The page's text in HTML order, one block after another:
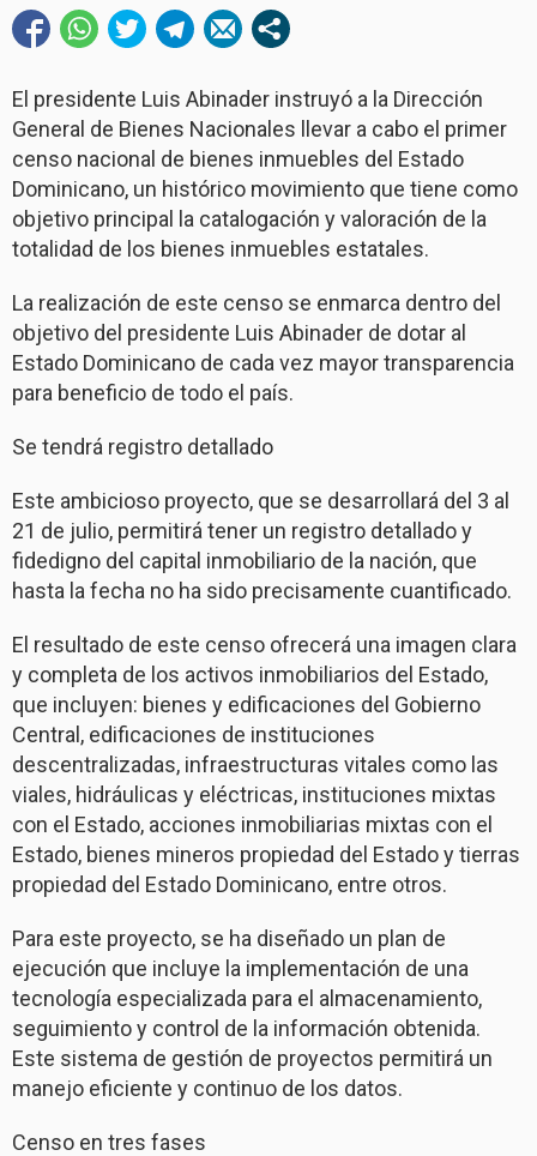
El presidente Luis Abinader instruyó a la Dirección
General de Bienes Nacionales llevar a cabo el primer
censo nacional de bienes inmuebles del Estado
Dominicano, un histórico movimiento que tiene como
objetivo principal la catalogación y valoración de la
totalidad de los bienes inmuebles estatales.
La realización de este censo se enmarca dentro del
objetivo del presidente Luis Abinader de dotar al
Estado Dominicano de cada vez mayor transparencia
para beneficio de todo el país.
Se tendrá registro detallado
Este ambicioso proyecto, que se desarrollará del 3 al
21 de julio, permitirá tener un registro detallado y
fidedigno del capital inmobiliario de la nación, que
hasta la fecha no ha sido precisamente cuantificado.
El resultado de este censo ofrecerá una imagen clara
y completa de los activos inmobiliarios del Estado,
que incluyen: bienes y edificaciones del Gobierno
Central, edificaciones de instituciones
descentralizadas, infraestructuras vitales como las
viales, hidráulicas y eléctricas, instituciones mixtas
con el Estado, acciones inmobiliarias mixtas con el
Estado, bienes mineros propiedad del Estado y tierras
propiedad del Estado Dominicano, entre otros.
Para este proyecto, se ha diseñado un plan de
ejecución que incluye la implementación de una
tecnología especializada para el almacenamiento,
seguimiento y control de la información obtenida.
Este sistema de gestión de proyectos permitirá un
manejo eficiente y continuo de los datos.
Censo en tres fases